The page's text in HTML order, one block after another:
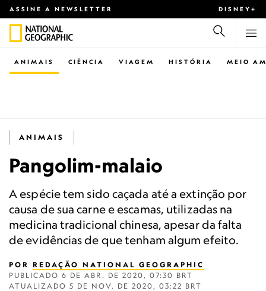
ASSINE A NEWSLETTER DISNEY+
CIÊNCIA VIAGEM
ANIMAIS HISTÓRIA MEIO
ANIMAIS
Pangolim-malaio
A espécie tem sido caçada até a extinção por
causa de sua carne e escamas, utilizadas na
medicina tradicional chinesa, apesar da falta
de evidências de que tenham algum efeito.
POR REDAÇÃO NATIONAL GEOGRAPHIC
PUBLICADO 6 DE ABR. DE 2020, 07:30 BRT
ATUALIZADO 5 DE NOV. DE 2020, 03:22 BRT